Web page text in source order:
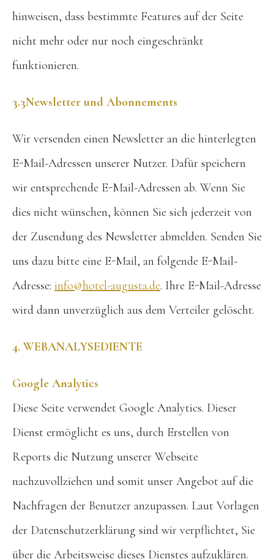
hinweisen, dass bestimmte Features auf der Seite
nicht mehr oder nur noch eingeschränkt
funktionieren.
3.3Newsletter und Abonnements
Wir versenden einen Newsletter an die hinterlegten
E-Mail-Adressen unserer Nutzer. Dafür speichern
wir entsprechende E-Mail-Adressen ab. Wenn Sie
dies nicht wünschen, können Sie sich jederzeit von
der Zusendung des Newsletter abmelden. Senden Sie
uns dazu bitte eine E-Mail, an folgende E-Mail-
Adresse: info@hotel-augusta.de. Ihre E-Mail-Adresse
wird dann unverzüglich aus dem Verteiler gelöscht.
4. WEBANALYSEDIENTE
Google Analytics
Diese Seite verwendet Google Analytics. Dieser
Dienst ermöglicht es uns, durch Erstellen von
Reports die Nutzung unserer Webseite
nachzuvollziehen und somit unser Angebot auf die
Nachfragen der Benutzer anzupassen. Laut Vorlagen
der Datenschutzerklärung sind wir verpflichtet, Sie
über die Arbeitsweise dieses Dienstes aufzuklären.